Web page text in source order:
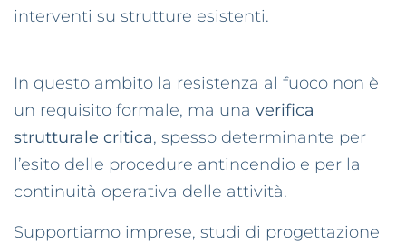
interventi su strutture esistenti.
In questo ambito la resistenza al fuoco non è
un requisito formale, ma una verifica
strutturale critica, spesso determinante per
l’esito delle procedure antincendio e per la
continuità operativa delle attività.
Supportiamo imprese, studi di progettazione